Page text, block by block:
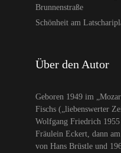
Brunnenstraße
Schönheit am
Über den Autor
Geboren 1949 im
Fischs („liebenswerter
Wolfgang Friedrich
Fräulein Eckert, dann
von Hans Brüstle und